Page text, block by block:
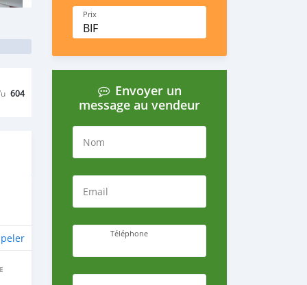
604
Prix
BIF
Envoyer un
message au vendeur
Nom
Email
Téléphone